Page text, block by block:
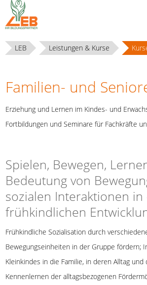
LEB Leistungen & Kurse
Familien- und
Erziehung und Lernen im Kindes- und
Fortbildungen und Seminare für Fachkräfte
Spielen, Bewegen,
Bedeutung von
sozialen Interaktionen in
frühkindlichen
Frühkindliche Sozialisation durch
Bewegungseinheiten in der Gruppe fördern;
Kleinkindes in die Familie, in deren Alltag und
Kennenlernen der alltagsbezogenen